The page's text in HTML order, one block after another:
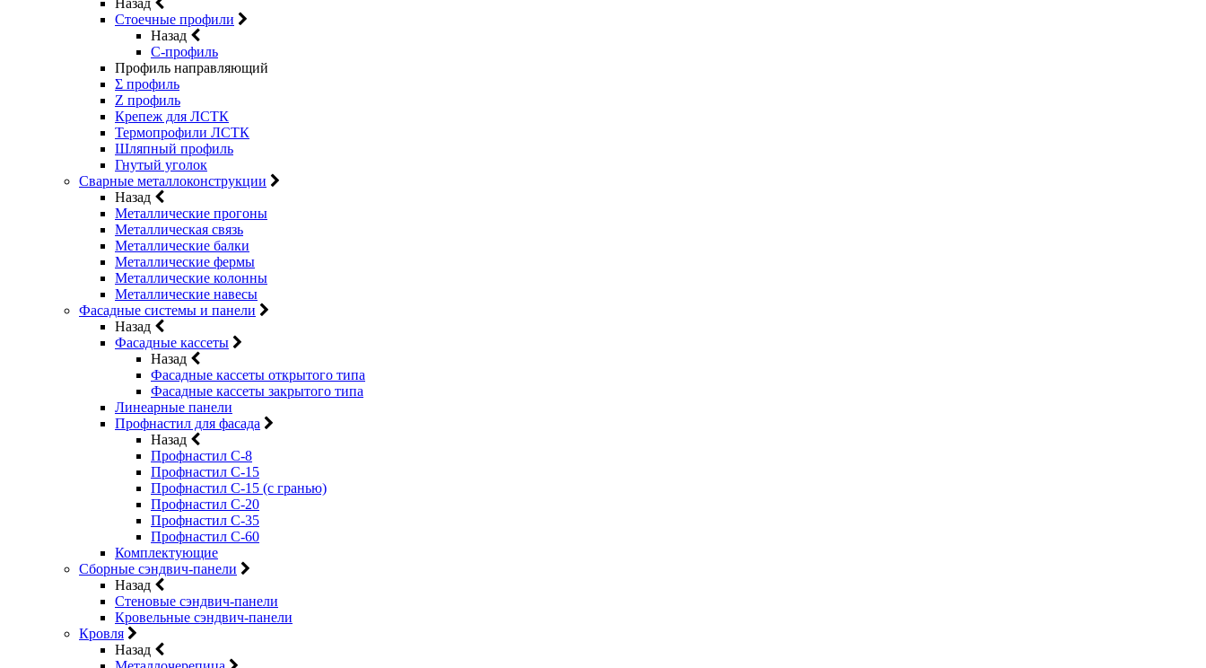
Назад
Стоечные профили
Назад
C-профиль
Профиль направляющий
Σ профиль
Z профиль
Крепеж для ЛСТК
Термопрофили ЛСТК
Шляпный профиль
Гнутый уголок
Сварные металлоконструкции
Назад
Металлические прогоны
Металлическая связь
Металлические балки
Металлические фермы
Металлические колонны
Металлические навесы
Фасадные системы и панели
Назад
Фасадные кассеты
Назад
Фасадные кассеты открытого типа
Фасадные кассеты закрытого типа
Линеарные панели
Профнастил для фасада
Назад
Профнастил С-8
Профнастил С-15
Профнастил С-15 (с гранью)
Профнастил С-20
Профнастил С-35
Профнастил С-60
Комплектующие
Сборные сэндвич-панели
Назад
Стеновые сэндвич-панели
Кровельные сэндвич-панели
Кровля
Назад